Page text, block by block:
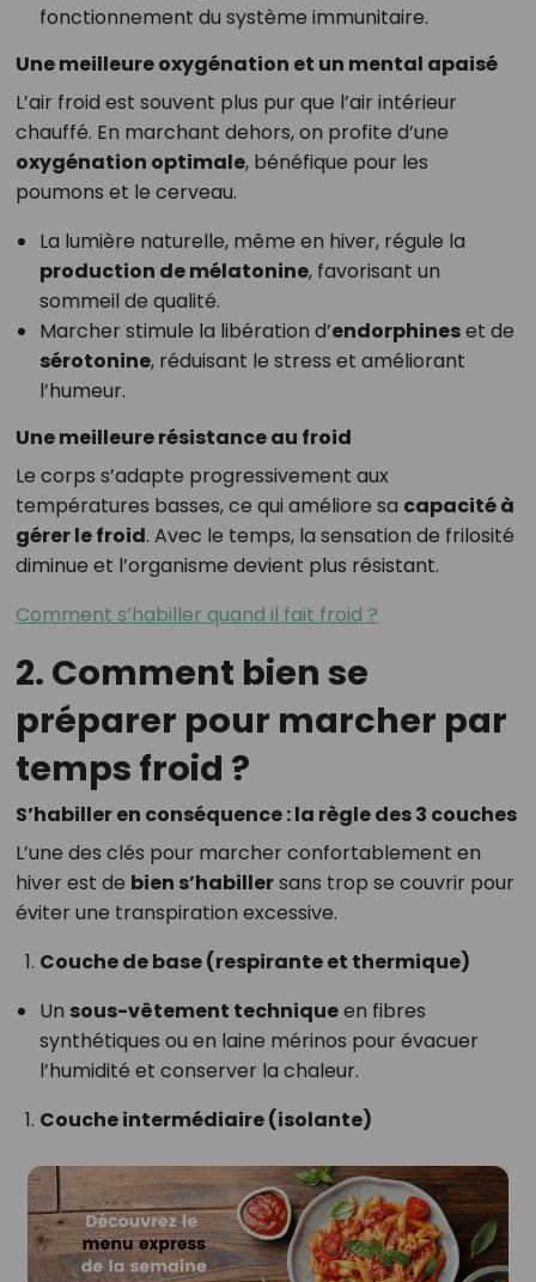
fonctionnement du système immunitaire.
Une meilleure oxygénation et un mental apaisé
L’air froid est souvent plus pur que l’air intérieur
chauffé. En marchant dehors, on profite d’une
oxygénation optimale, bénéfique pour les
poumons et le cerveau.
La lumière naturelle, même en hiver, régule la
production de mélatonine, favorisant un
sommeil de qualité.
Marcher stimule la libération d’endorphineset de
sérotonine, réduisant le stress et améliorant
l’humeur.
Une meilleure résistance au froid
Le corps s’adapte progressivement aux
températures basses, ce qui améliore sa capacité à
gérer le froid. Avec le temps, la sensation de frilosité
diminue et l’organisme devient plus résistant.
Comment s’habiller quand il fait froid ?
2. Comment bien se
préparer pour marcher par
temps froid ?
S’habiller en conséquence : la règle des 3 couches
L’une des clés pour marcher confortablement en
hiver est de bien s’habillersans trop se couvrir pour
éviter une transpiration excessive.
Couche de base (respirante et thermique)
Un sous-vêtement techniqueen fibres
synthétiques ou en laine mérinos pour évacuer
l’humidité et conserver la chaleur.
Couche intermédiaire (isolante)